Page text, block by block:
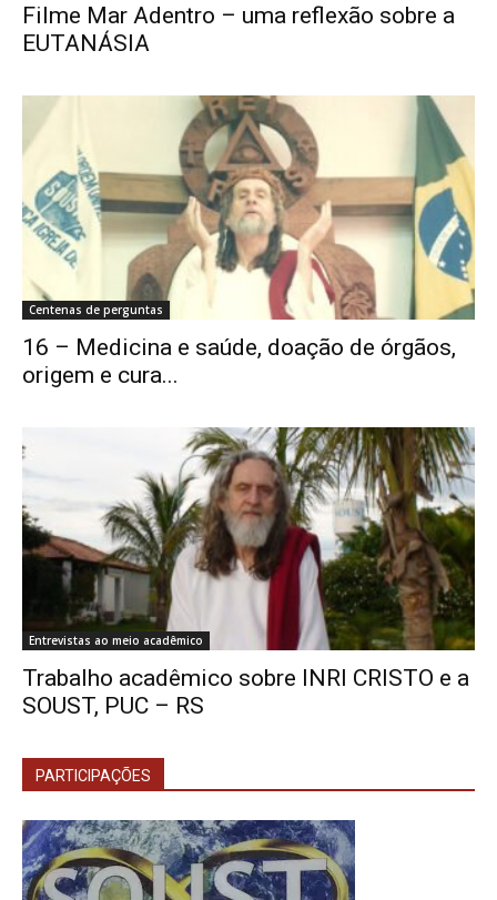
Filme Mar Adentro – uma reflexão sobre a
EUTANÁSIA
Centenas de perguntas
16 – Medicina e saúde, doação de órgãos,
origem e cura...
Entrevistas ao meio acadêmico
Trabalho acadêmico sobre INRI CRISTO e a
SOUST, PUC – RS
PARTICIPAÇÕES